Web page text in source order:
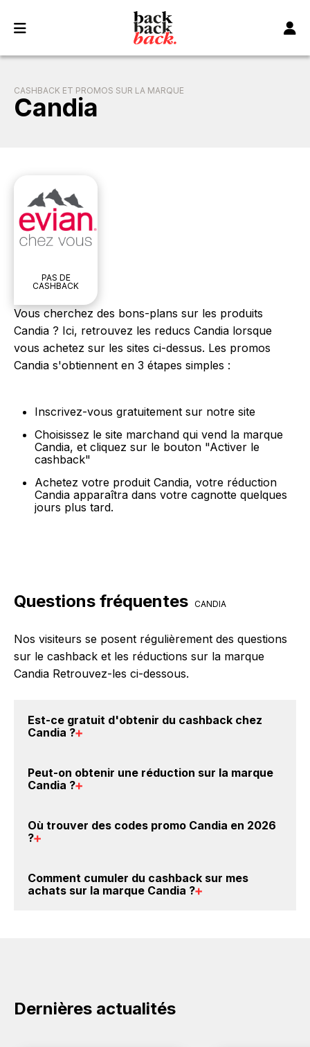
CASHBACK ET PROMOS SUR LA MARQUE
Candia
PAS DE
CASHBACK
Vous cherchez des bons-plans sur les produits
Candia ? Ici, retrouvez les reducs Candia lorsque
vous achetez sur les sites ci-dessus. Les promos
Candia s'obtiennent en 3 étapes simples :
Inscrivez-vous gratuitement sur notre site
Choisissez le site marchand qui vend la marque
Candia, et cliquez sur le bouton "Activer le
cashback"
Achetez votre produit Candia, votre réduction
Candia apparaîtra dans votre cagnotte quelques
jours plus tard.
Questions fréquentes CANDIA
Nos visiteurs se posent régulièrement des questions
sur le cashback et les réductions sur la marque
Candia Retrouvez-les ci-dessous.
Est-ce gratuit d'obtenir du cashback chez
Candia ?
compte gratuitement pour cumuler vos réductions
Candia.
Peut-on obtenir une réduction sur la marque
Candia ?
crédités sur votre cagnotte BackBackBack lorsque
compte de vos éventuels bonus.
Où trouver des codes promo Candia en 2026
?
promo sur les produits Candia. Choisissez un site e-
commerce ci-dessus et découvrez si des
Comment cumuler du cashback sur mes
achats sur la marque Candia ?
achat sur le site Candia.
Dernières actualités